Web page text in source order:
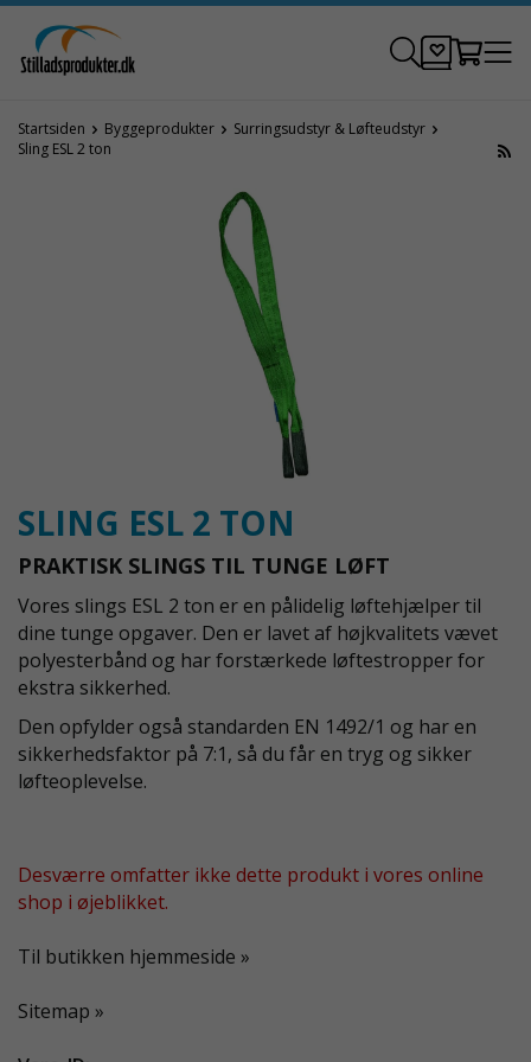
Startsiden Byggeprodukter
Surringsudstyr & Løfteudstyr
Sling ESL 2 ton
SLING ESL 2 TON
PRAKTISK SLINGS TIL TUNGE LØFT
Vores slings ESL 2 ton er en pålidelig løftehjælper til
dine tunge opgaver. Den er lavet af højkvalitets vævet
polyesterbånd og har forstærkede løftestropper for
ekstra sikkerhed.
Den opfylder også standarden EN 1492/1 og har en
sikkerhedsfaktor på 7:1, så du får en tryg og sikker
løfteoplevelse.
Desværre omfatter ikke dette produkt i vores online
shop i øjeblikket.
Til butikken hjemmeside »
Sitemap »